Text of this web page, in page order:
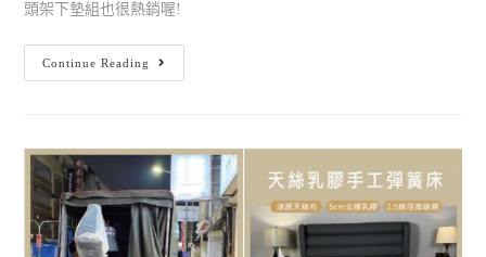
頭架下墊組也很熱銷喔!
Continue Reading